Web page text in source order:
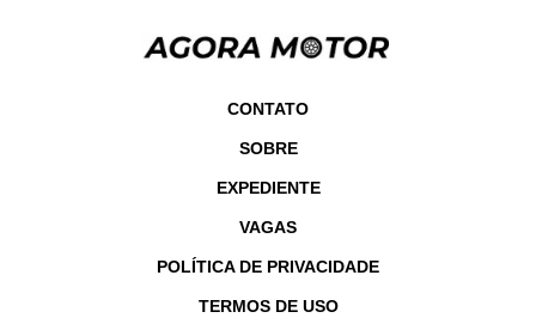
CONTATO
SOBRE
EXPEDIENTE
VAGAS
POLÍTICA DE PRIVACIDADE
TERMOS DE USO